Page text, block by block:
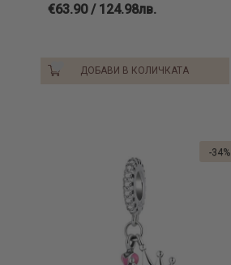
€63.90 / 124.98лв.
ДОБАВИ В КОЛИЧКАТА
-34%